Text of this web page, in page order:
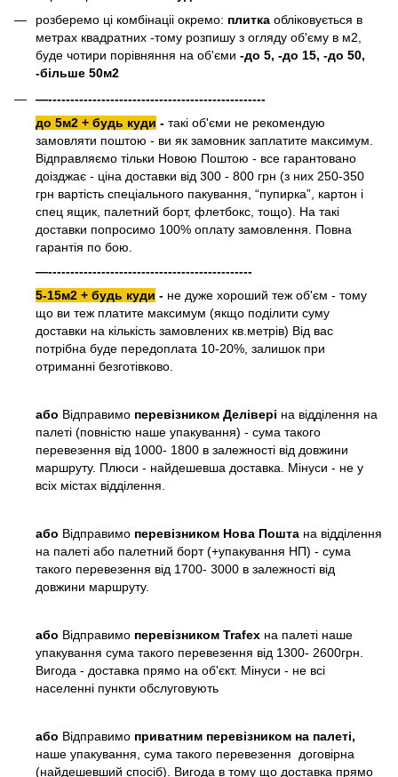
розберемо ці комбінаціі окремо: плитка обліковується в
метрах квадратних -тому розпишу з огляду об'єму в м2,
буде чотири порівняння на об'єми -до 5, -до 15, -до 50,
-більше 50м2
—-------------------------------------------------
до 5м2 + будь куди - такі об'єми не рекомендую
замовляти поштою - ви як замовник заплатите максимум.
Відправляємо тільки Новою Поштою - все гарантовано
доізджає - ціна доставки від 300 - 800 грн (з них 250-350
грн вартість спеціального пакування, “пупирка”, картон і
спец ящик, палетний борт, флетбокс, тощо). На такі
доставки попросимо 100% оплату замовлення. Повна
гарантія по бою.
—----------------------------------------------
5-15м2 + будь куди - не дуже хороший теж об'єм - тому
що ви теж платите максимум (якщо поділити суму
доставки на кількість замовлених кв.метрів) Від вас
потрібна буде передоплата 10-20%, залишок при
отриманні безготівково.
або Відправимо перевізником Делівері на відділення на
палеті (повністю наше упакування) - сума такого
перевезення від 1000- 1800 в залежності від довжини
маршруту. Плюси - найдешевша доставка. Мінуси - не у
всіх містах відділення.
або Відправимо перевізником Нова Пошта на відділення
на палеті або палетний борт (+упакування НП) - сума
такого перевезення від 1700- 3000 в залежності від
довжини маршруту.
або Відправимо перевізником Trafex на палеті наше
упакування сума такого перевезення від 1300- 2600грн.
Вигода - доставка прямо на об'єкт. Мінуси - не всі
населенні пункти обслуговують
або Відправимо приватним перевізником на палеті,
наше упакування, сума такого перевезення договірна
(найдешевший спосіб). Вигода в тому що доставка прямо